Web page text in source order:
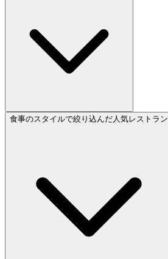
食事のスタイルで絞り込んだ人気レストラン